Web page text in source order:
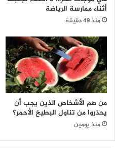
أثناء ممارسة الرياضة
منذ 49 دقيقة
من هم الأشخاص الذين يجب أن
يحذروا من تناول البطيخ الأحمر؟
منذ يومين